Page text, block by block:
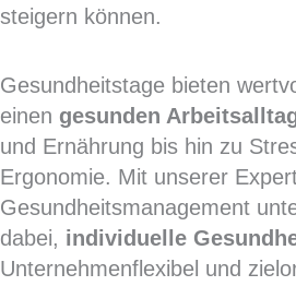
steigern können.
Gesundheitstage bieten
einen gesunden
und Ernährung bis hin zu
Ergonomie. Mit unserer
Gesundheitsmanagement
dabei, individuelle
Unternehmenflexibel und